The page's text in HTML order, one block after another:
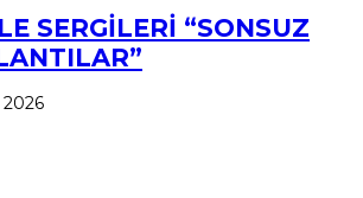
SERGİLERİ “SONSUZ
2026